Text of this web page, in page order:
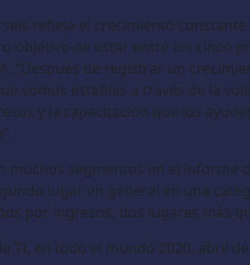
refleja el crecimiento constante
objetivo de estar entre los cinco
“Después de registrar un
somos estables a través de la
y la capacitación que los
muchos segmentos en el informe
lugar en general en una
por ingresos, dos lugares más
TI, en todo el mundo 2020, abril de